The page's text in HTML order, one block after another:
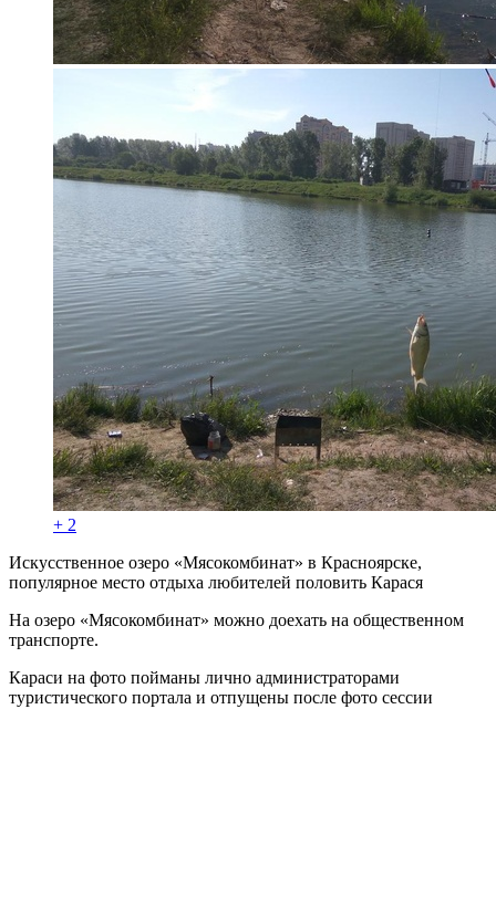
+ 2
Искусственное озеро «Мясокомбинат» в Красноярске,
популярное место отдыха любителей половить Карася
На озеро «Мясокомбинат» можно доехать на общественном
транспорте.
Караси на фото пойманы лично администраторами
туристического портала и отпущены после фото сессии